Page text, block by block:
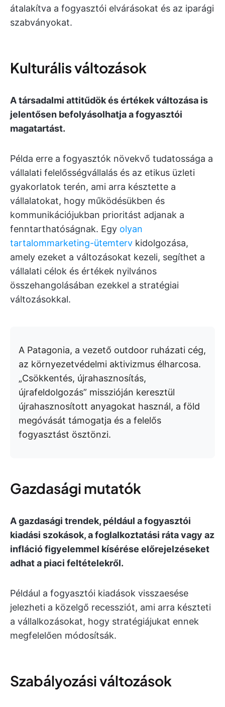
átalakítva a fogyasztói elvárásokat és az iparági
szabványokat.
Kulturális változások
A társadalmi attitűdök és értékek változása is
jelentősen befolyásolhatja a fogyasztói
magatartást.
Példa erre a fogyasztók növekvő tudatossága a
vállalati felelősségvállalás és az etikus üzleti
gyakorlatok terén, ami arra késztette a
vállalatokat, hogy működésükben és
kommunikációjukban prioritást adjanak a
fenntarthatóságnak. Egy olyan
tartalommarketing-ütemterv kidolgozása,
amely ezeket a változásokat kezeli, segíthet a
vállalati célok és értékek nyilvános
összehangolásában ezekkel a stratégiai
változásokkal.
A Patagonia, a vezető outdoor ruházati cég,
az környezetvédelmi aktivizmus élharcosa.
„Csökkentés, újrahasznosítás,
újrafeldolgozás” misszióján keresztül
újrahasznosított anyagokat használ, a föld
megóvását támogatja és a felelős
fogyasztást ösztönzi.
Gazdasági mutatók
A gazdasági trendek, például a fogyasztói
kiadási szokások, a foglalkoztatási ráta vagy az
infláció figyelemmel kísérése előrejelzéseket
adhat a piaci feltételekről.
Például a fogyasztói kiadások visszaesése
jelezheti a közelgő recessziót, ami arra készteti
a vállalkozásokat, hogy stratégiájukat ennek
megfelelően módosítsák.
Szabályozási változások